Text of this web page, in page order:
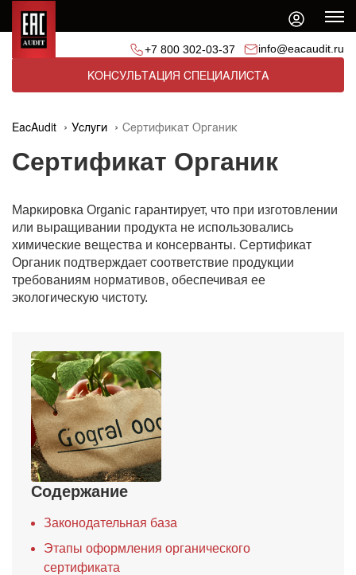
+7 800 302-03-37 info@eacaudit.ru
КОНСУЛЬТАЦИЯ СПЕЦИАЛИСТА
EacAudit Услуги Сертификат Органик
Сертификат Органик
Маркировка Organic гарантирует, что при изготовлении
или выращивании продукта не использовались
химические вещества и консерванты. Сертификат
Органик подтверждает соответствие продукции
требованиям нормативов, обеспечивая ее
экологическую чистоту.
Содержание
Законодательная база
Этапы оформления органического
сертификата